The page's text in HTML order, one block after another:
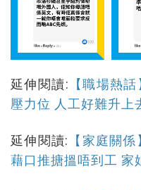
延伸閱讀: 【職場熱
壓力位 人工好難升上
延伸閱讀: 【家庭關
藉口推搪搵唔到工 家